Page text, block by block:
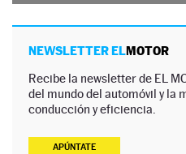
NEWSLETTER ELMOTOR
Recibe la newsletter de EL
del mundo del automóvil y la
conducción y eficiencia.
APÚNTATE